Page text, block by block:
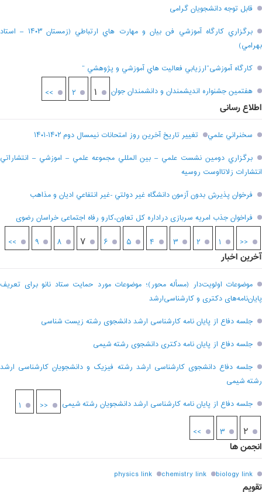
قابل توجه دانشجویان گرامی
برگزاري کارگاه آموزشي فن بيان و مهارت هاي ارتباطي (زمستان ۱۴۰۳ – استاد
بهرامي)
کارگاه آموزشی”ارزيابي فعاليت هاي آموزشي و پژوهشي “
هفتمين جشنواره انديشمندان و دانشمندان جوان
۱ ۲ >>
اطلاع رسانی
سخنراني علمي
تغيير تاريخ آخرين روز امتحانات نيمسال دوم ۱۴۰۲-۱۴۰۱
برگزاري دومين نشست علمي – بين المللي مجموعه علمي – اموزشي – انتشاراتي
انتشارات زلاتااوست روسيه
فرخوان پذيرش بدون آزمون دانشگاه غير دولتي -غير انتفاعي اديان و مذاهب
فراخوان جذب امریه سربازی دراداره کل تعاون،کارو رفاه اجتماعی خراسان رضوی
<< ۱ ۲ ۳ ۴ ۵ ۶ ۷ ۸ ۹ >>
آخرین اخبار
موضوعات اولویت‌دار (مسأله محور)؛ موضوعات مورد حمایت ستاد نانو برای تعریف
پایان‌نامه‌های دکتری و کارشناسی‌ارشد
جلسه دفاع از پایان نامه کارشناسی ارشد دانشجوی رشته زیست شناسی
جلسه دفاع از پایان نامه دکتری دانشجوی رشته شیمی
جلسه دفاع دانشجوی کارشناسی ارشد رشته فیزیک و دانشجویان کارشناسی ارشد
رشته شیمی
جلسه دفاع از پایان نامه کارشناسی ارشد دانشجویان رشته شیمی
<< ۱
۲ ۳ >>
انجمن ها
biology link
chemistry link
physics link
تقویم